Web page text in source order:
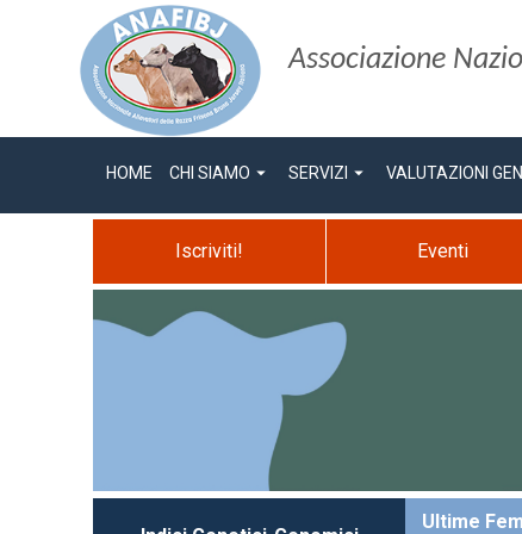
Associazione
HOME arrow_drop_down
CHI SIAMO arrow_drop_down
SERVIZI VALUTAZIONI
Iscriviti! Eventi
Ultime